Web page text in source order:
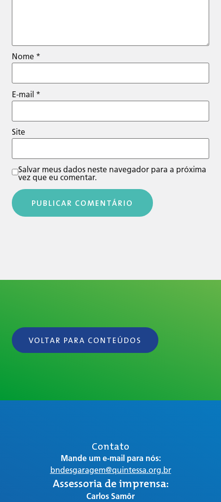
Nome *
E-mail *
Site
Salvar meus dados neste navegador para a próxima
vez que eu comentar.
VOLTAR PARA CONTEÚDOS
Contato
Mande um e-mail para nós:
bndesgaragem@quintessa.org.br
Assessoria de imprensa:
Carlos Samôr